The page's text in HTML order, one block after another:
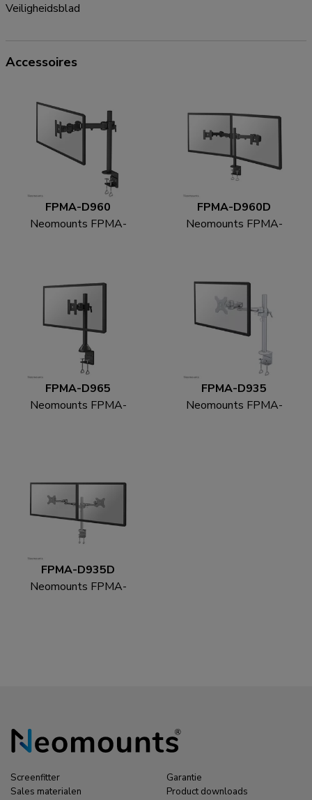
Veiligheidsblad
Accessoires
FPMA-D960
Neomounts FPMA-
FPMA-D960D
Neomounts FPMA-
FPMA-D965
Neomounts FPMA-
FPMA-D935
Neomounts FPMA-
FPMA-D935D
Neomounts FPMA-
Screenfitter
Sales materialen
Garantie
Product downloads